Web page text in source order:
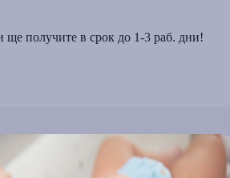
ще получите в срок до 1-3 раб. дни!